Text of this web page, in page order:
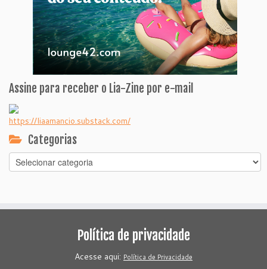
Assine para receber o Lia-Zine por e-mail
https://liaamancio.substack.com/
Categorias
Categorias
Política de privacidade
Acesse aqui: Política de Privacidade